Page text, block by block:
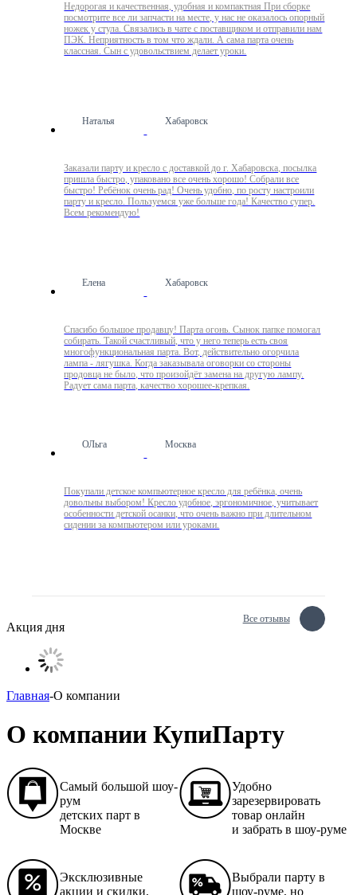
Недорогая и качественная, удобная и компактная При сборке
посмотрите все ли запчасти на месте, у нас не оказалось опорный
ножек у стула. Связались в чате с поставщиком и отправили нам
ПЭК. Неприятность в том что ждали. А сама парта очень
классная. Сын с удовольствием делает уроки.
Наталья Хабаровск
Заказали парту и кресло с доставкой до г. Хабаровска, посылка
пришла быстро, упаковано все очень хорошо! Собрали все
быстро! Ребёнок очень рад! Очень удобно, по росту настроили
парту и кресло. Пользуемся уже больше года! Качество супер.
Всем рекомендую!
Елена Хабаровск
Спасибо большое продавцу! Парта огонь. Сынок папке помогал
собирать. Такой счастливый, что у него теперь есть своя
многофункциональная парта. Вот, действительно огорчила
лампа - лягушка. Когда заказывала оговорки со стороны
продовца не было, что произойдёт замена на другую лампу.
Радует сама парта, качество хорошее-крепкая.
ОЛьга Москва
Покупали детское компьютерное кресло для ребёнка, очень
довольны выбором! Кресло удобное, эргономичное, учитывает
особенности детской осанки, что очень важно при длительном
сидении за компьютером или уроками.
Все отзывы
Акция дня
Главная-О компании
О компании КупиПарту
Самый большой шоу-
рум
детских парт в
Москве
Удобно
зарезервировать
товар онлайн
и забрать в шоу-руме
Эксклюзивные
акции и скидки,
Выбрали парту в
шоу-руме, но